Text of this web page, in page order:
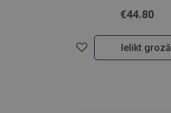
€44.80
Ielikt grozā